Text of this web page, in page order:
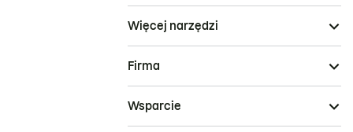
Więcej narzędzi
Firma
Wsparcie